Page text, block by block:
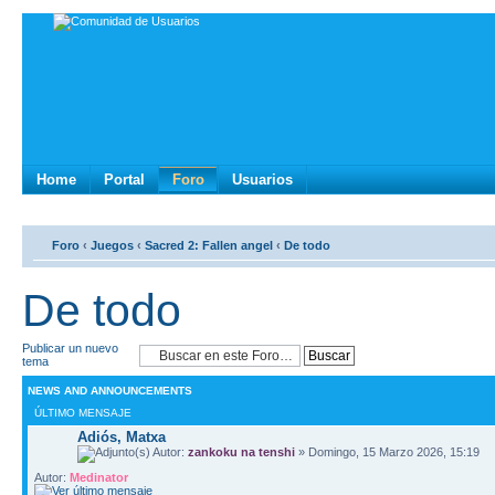
Home Portal Foro Usuarios
Foro ‹ Juegos ‹ Sacred 2: Fallen angel ‹ De todo
De todo
Publicar un nuevo
tema
NEWS AND ANNOUNCEMENTS
ÚLTIMO MENSAJE
Adiós, Matxa
Autor: zankoku na tenshi » Domingo, 15 Marzo 2026, 15:19
Autor: Medinator